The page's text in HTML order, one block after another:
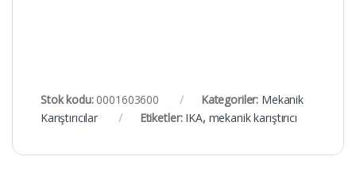
Stok kodu: 0001603600 Kategoriler: Mekanik
Karıştırıcılar
Etiketler: IKA, mekanik karıştırıcı